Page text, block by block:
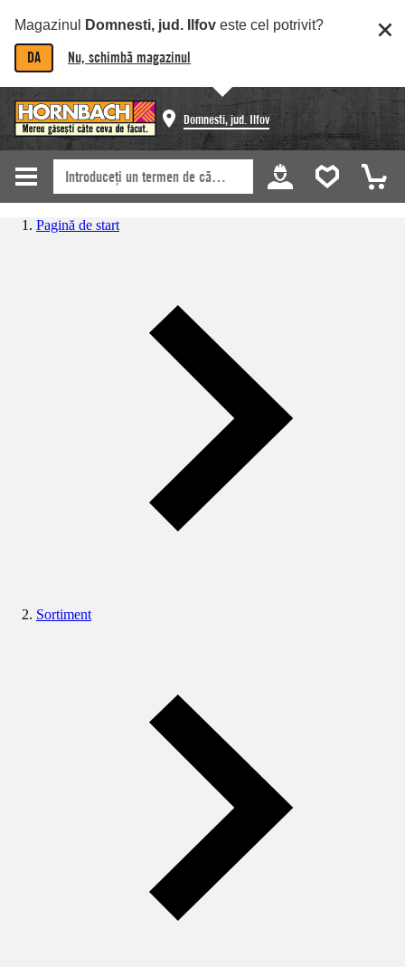
Magazinul Domnesti, jud. Ilfov este cel potrivit?
DA Nu, schimbă magazinul
Domnesti, jud. Ilfov
Pagină de start
Sortiment